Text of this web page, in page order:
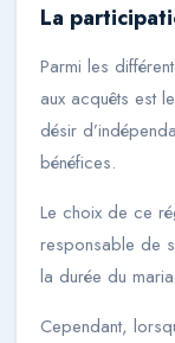
La
Parmi les
aux acquêts est
désir
bénéfices.
Le choix de ce
responsable de
la durée du
Cependant,